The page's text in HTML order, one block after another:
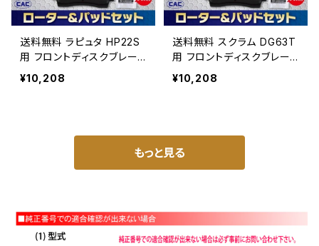
送料無料 ラピュタ HP22S
用 フロントディスクブレー
キロータ.パッドセット PA5
66 （ＣＡＣ）/専用グリス付
¥10,208
送料無料 スクラム DG63T
用 フロントディスクブレー
キロータ.パッドセット PA5
66 （ＣＡＣ）/専用グリス付
¥10,208
もっと見る